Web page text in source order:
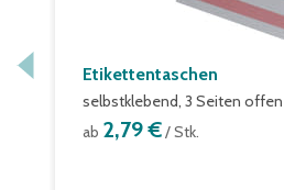
Etikettentaschen
selbstklebend, 3 Seiten offen
ab 2,79 €/ Stk.